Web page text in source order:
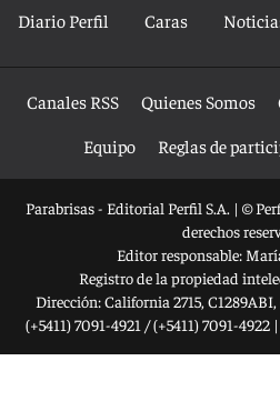
Diario Perfil Caras
Canales RSS Quienes Somos
Equipo
Reglas de
Parabrisas - Editorial Perfil S.A. | ©
derechos
Editor responsable:
Registro de la propiedad
Dirección:California 2715, C1289ABI,
(+5411) 7091-4921 /(+5411) 7091-4922|